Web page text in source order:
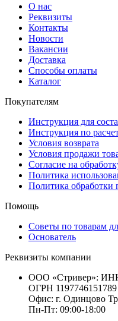
О нас
Реквизиты
Контакты
Новости
Вакансии
Доставка
Способы оплаты
Каталог
Покупателям
Инструкция для
Инструкция по
Условия возврата
Условия продажи
Согласие на
Политика
Политика обработки
Помощь
Советы по товарам
Основатель
Реквизиты компании
ООО «Стривер»:
ОГРН 1197746151789
Офис: г. Одинцово
Пн-Пт: 09:00-18:00